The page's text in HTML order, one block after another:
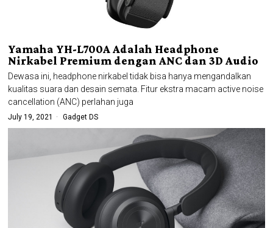
Yamaha YH-L700A Adalah Headphone
Nirkabel Premium dengan ANC dan 3D Audio
Dewasa ini, headphone nirkabel tidak bisa hanya mengandalkan
kualitas suara dan desain semata. Fitur ekstra macam active noise
cancellation (ANC) perlahan juga
July 19, 2021 Gadget DS